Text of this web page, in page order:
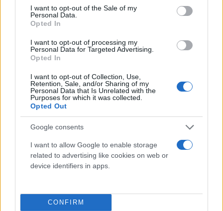
consent section.
I want to opt-out of the Sale of my
Personal Data.
Opted In
I want to opt-out of processing my
Personal Data for Targeted Advertising.
Opted In
I want to opt-out of Collection, Use,
Retention, Sale, and/or Sharing of my
Personal Data that Is Unrelated with the
Purposes for which it was collected.
Opted Out
Google consents
I want to allow Google to enable storage
related to advertising like cookies on web or
device identifiers in apps.
CONFIRM